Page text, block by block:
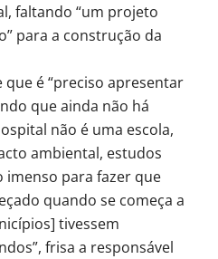
faltando “um projeto
para a construção da
é “preciso apresentar
que ainda não há
não é uma escola,
ambiental, estudos
imenso para fazer que
quando se começa a
tivessem
frisa a responsável